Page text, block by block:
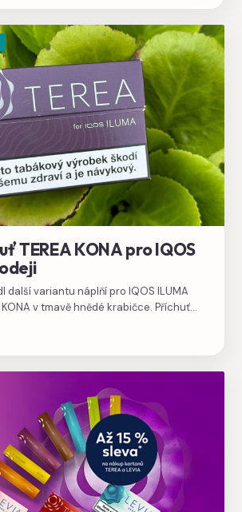
TEREA KONA pro IQOS
další variantu náplňí pro IQOS ILUMA
KONA v tmavě hnědé krabičce. Příchuť